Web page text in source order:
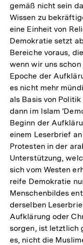
gemäß nicht sein
Wissen zu
eine Einheit von
Demokratie setzt
Bereiche voraus,
wenn wir uns
Epoche der
es nicht mehr
als Basis von
dann im Islam
Beginn der
einem Leserbrief an
Protesten in der
Unterstützung,
sich vom Westen
reife Demokratie
Menschenbildes
derselben
Aufklärung oder
sorgen, ist letztlich
es, nicht die